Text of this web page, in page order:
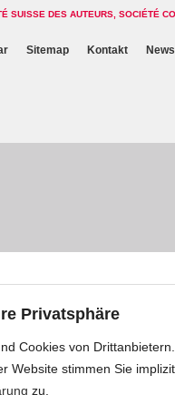
Privatsphäre
Cookies von Drittanbietern.
Website stimmen Sie implizit
zu.
SUISSE DES AUTEURS, SOCIÉTÉ
Sitemap Kontakt